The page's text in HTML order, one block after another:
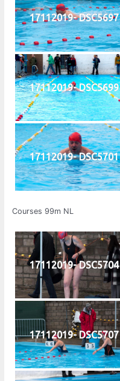
17112019- DSC5697
17112019- DSC5699
17112019- DSC5701
Courses 99m NL
17112019- DSC5704
17112019- DSC5707